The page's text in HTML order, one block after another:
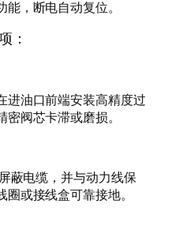
，断电自动复位。
：
进油口前端安装高精度过
阀芯卡滞或磨损。
蔽电缆，并与动力线保
或接线盒可靠接地。